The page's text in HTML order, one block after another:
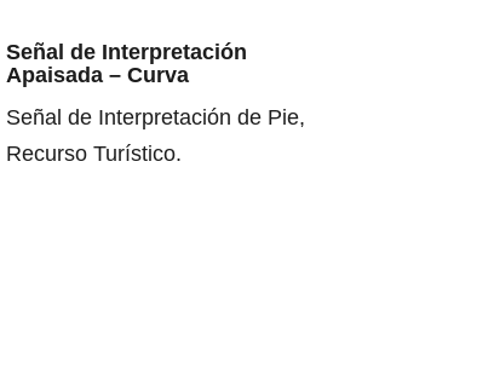
Señal de Interpretación
Apaisada – Curva
Señal de Interpretación de Pie,
Recurso Turístico.